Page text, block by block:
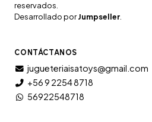
reservados.
Desarrollado porJumpseller.
CONTÁCTANOS
jugueteriaisatoys@gmail.com
+56 9 2254 8718
56922548718